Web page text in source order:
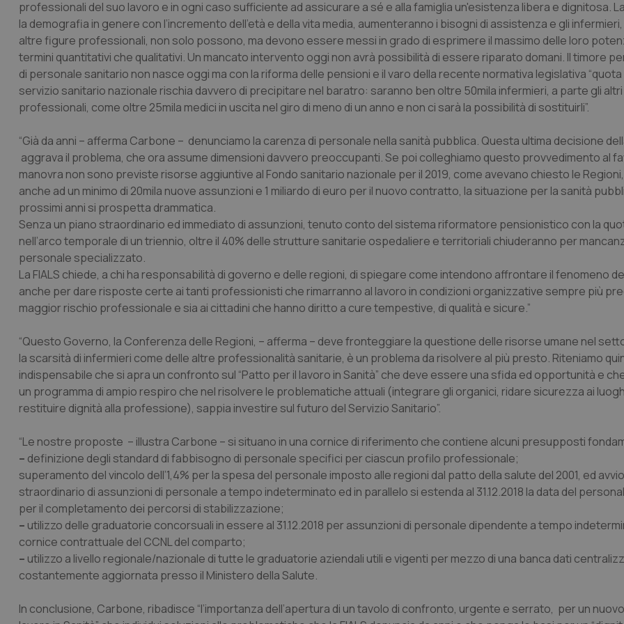
professionali del suo lavoro e in ogni caso sufficiente ad assicurare a sé e alla famiglia un'esistenza libera e dignitosa.
la demografia in genere con l’incremento dell’età e della vita media, aumenteranno i bisogni di assistenza e gli
altre figure professionali, non solo possono, ma devono essere messi in grado di esprimere il massimo delle loro
termini quantitativi che qualitativi. Un mancato intervento oggi non avrà possibilità di essere riparato domani. Il timore
di personale sanitario non nasce oggi ma con la riforma delle pensioni e il varo della recente normativa legislativa “quota
servizio sanitario nazionale rischia davvero di precipitare nel baratro: saranno ben oltre 50mila infermieri, a parte gli
professionali, come oltre 25mila medici in uscita nel giro di meno di un anno e non ci sarà la possibilità di sostituirli”.
“Già da anni – afferma Carbone – denunciamo la carenza di personale nella sanità pubblica. Questa ultima decisione
aggrava il problema, che ora assume dimensioni davvero preoccupanti. Se poi colleghiamo questo provvedimento al
manovra non sono previste risorse aggiuntive al Fondo sanitario nazionale per il 2019, come avevano chiesto le
anche ad un minimo di 20mila nuove assunzioni e 1 miliardo di euro per il nuovo contratto, la situazione per la sanità
prossimi anni si prospetta drammatica.
Senza un piano straordinario ed immediato di assunzioni, tenuto conto del sistema riformatore pensionistico con la
nell’arco temporale di un triennio, oltre il 40% delle strutture sanitarie ospedaliere e territoriali chiuderanno per
personale specializzato.
La FIALS chiede, a chi ha responsabilità di governo e delle regioni, di spiegare come intendono affrontare il fenomeno
anche per dare risposte certe ai tanti professionisti che rimarranno al lavoro in condizioni organizzative sempre più
maggior rischio professionale e sia ai cittadini che hanno diritto a cure tempestive, di qualità e sicure.”
“Questo Governo, la Conferenza delle Regioni, – afferma – deve fronteggiare la questione delle risorse umane nel
la scarsità di infermieri come delle altre professionalità sanitarie, è un problema da risolvere al più presto. Riteniamo
indispensabile che si apra un confronto sul “Patto per il lavoro in Sanità” che deve essere una sfida ed opportunità e
un programma di ampio respiro che nel risolvere le problematiche attuali (integrare gli organici, ridare sicurezza ai
restituire dignità alla professione), sappia investire sul futuro del Servizio Sanitario”.
“Le nostre proposte – illustra Carbone – si situano in una cornice di riferimento che contiene alcuni presupposti
– definizione degli standard di fabbisogno di personale specifici per ciascun profilo professionale;
superamento del vincolo dell’1,4% per la spesa del personale imposto alle regioni dal patto della salute del 2001, ed
straordinario di assunzioni di personale a tempo indeterminato ed in parallelo si estenda al 31.12.2018 la data del
per il completamento dei percorsi di stabilizzazione;
– utilizzo delle graduatorie concorsuali in essere al 31.12.2018 per assunzioni di personale dipendente a tempo
cornice contrattuale del CCNL del comparto;
– utilizzo a livello regionale/nazionale di tutte le graduatorie aziendali utili e vigenti per mezzo di una banca dati
costantemente aggiornata presso il Ministero della Salute.
In conclusione, Carbone, ribadisce “l’importanza dell’apertura di un tavolo di confronto, urgente e serrato, per un
CookieScriptConsent
CookieScript
www.quotidianosanita.it
5 mesi 3
settimane
Questo cookie viene utilizzato
Script.com per ricordare le
sui cookie dei visitatori. È
dei cookie di Cookie-Script.com
correttamente.
tracking-sites-ironfish-
tracking-enable
www.quotidianosanita.it
4
settimane
2 giorni
Questo cookie è impostato
abilitare il sistema di tracking
tracking-sites-ironfish-
4
2 giorni
_ga
Google LLC
.quotidianosanita.it
1 anno 1
Questo nome di cookie è
Universal Analytics, che è un
significativo del servizio di
utilizzato da Google. Questo
per distinguere utenti unici
sito e utilizzato per calcolare i
sessioni e campagne per i
generico utilizzato per
sessione utente. Normalmente è
generato in modo casuale, il
utilizzato può essere specifico
buon esempio è mantenere uno
_ga_KM60CM4NPH
.quotidianosanita.it
1 anno 1
mese
Questo cookie viene utilizzato
per mantenere lo stato della
Nome
Fornitore/
Scadenza
_ga_0VMQEQKQ1N .quotidianosanita.it
1 anno 1
mese
Questo cookie viene utilizzato da Google
lo stato della sessione.
Nome Fornitore/Dominio Scadenza
.youtube.com
settimane
delle preferenze dell'utente per i video di
nei siti; può anche determinare se il
utilizzando la nuova o la vecchia versione
Youtube.
__Secure-YNID
.youtube.com
5 mesi 4
settimane
Questo cookie è impostato da Youtube
delle preferenze dell'utente per i video di
Youtube.
YSC
.youtube.com
delle visualizzazioni dei video incorporati.
__Secure-
tracking-sites-
www.quotidianosanita.it
4
Questo cookie è impostato